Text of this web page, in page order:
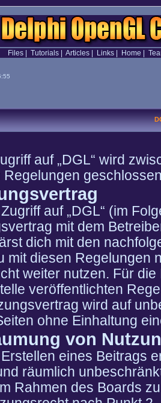
Files| Tutorials| Articles| Links| Home
auf „DGL“ wird
Regelungen
auf „DGL“ (im
mit dem
dich mit den
mit diesen Regelungen
weiter nutzen. Für
veröffentlichten
wird auf
ohne Einhaltung
von
eines Beitrags
räumlich
Rahmen des Boards